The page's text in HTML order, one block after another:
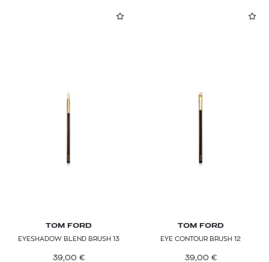
TOM FORD
EYESHADOW BLEND BRUSH 13
39,00 €
TOM FORD
EYE CONTOUR BRUSH 12
39,00 €